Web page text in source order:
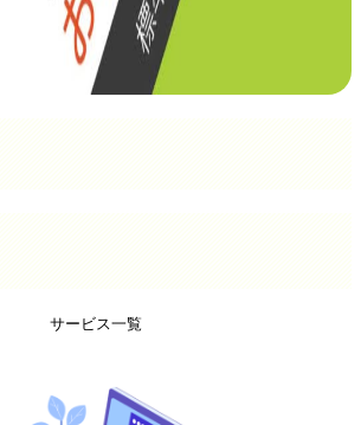
サービス一覧